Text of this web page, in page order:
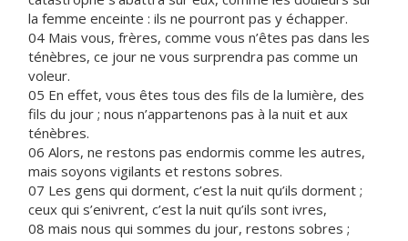
la femme enceinte : ils ne pourront pas y échapper.
04 Mais vous, frères, comme vous n’êtes pas dans les
ténèbres, ce jour ne vous surprendra pas comme un
voleur.
05 En effet, vous êtes tous des fils de la lumière, des
fils du jour ; nous n’appartenons pas à la nuit et aux
ténèbres.
06 Alors, ne restons pas endormis comme les autres,
mais soyons vigilants et restons sobres.
07 Les gens qui dorment, c’est la nuit qu’ils dorment ;
ceux qui s’enivrent, c’est la nuit qu’ils sont ivres,
08 mais nous qui sommes du jour, restons sobres ;